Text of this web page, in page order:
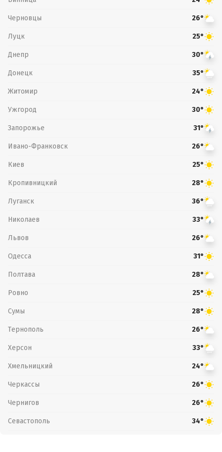
Черновцы 26°
Луцк 25°
Днепр 30°
Донецк 35°
Житомир 24°
Ужгород 30°
Запорожье 31°
Ивано-Франковск 26°
Киев 25°
Кропивницкий 28°
Луганск 36°
Николаев 33°
Львов 26°
Одесса 31°
Полтава 28°
Ровно 25°
Сумы 28°
Тернополь 26°
Херсон 33°
Хмельницкий 24°
Черкассы 26°
Чернигов 26°
Севастополь 34°